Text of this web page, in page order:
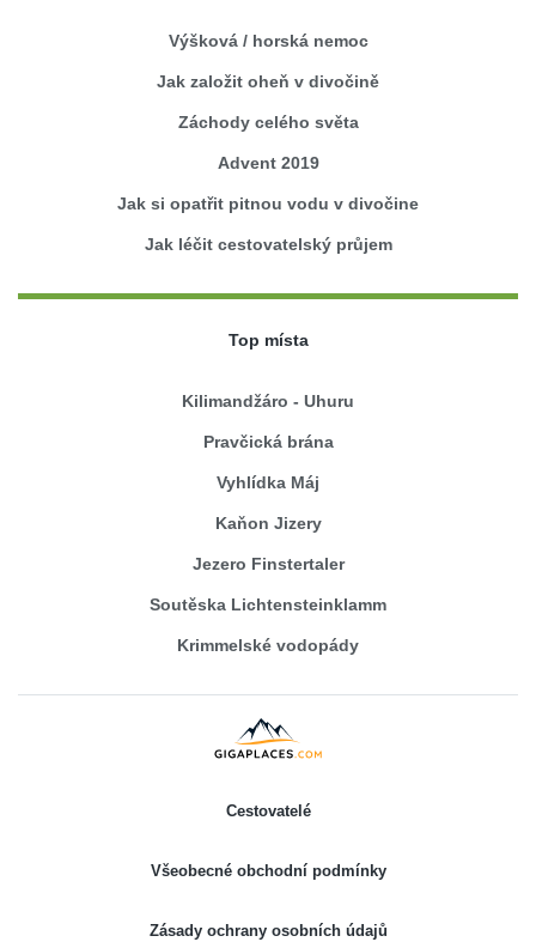
Výšková / horská nemoc
Jak založit oheň v divočině
Záchody celého světa
Advent 2019
Jak si opatřit pitnou vodu v divočine
Jak léčit cestovatelský průjem
Top místa
Kilimandžáro - Uhuru
Pravčická brána
Vyhlídka Máj
Kaňon Jizery
Jezero Finstertaler
Soutěska Lichtensteinklamm
Krimmelské vodopády
Cestovatelé
Všeobecné obchodní podmínky
Zásady ochrany osobních údajů